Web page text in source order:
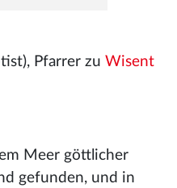
Pfarrer zu Wisent
Meer göttlicher
gefunden, und in